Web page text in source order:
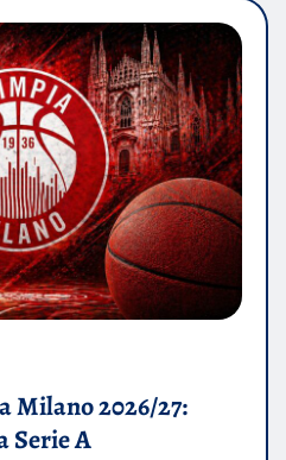
Milano 2026/27:
Serie A